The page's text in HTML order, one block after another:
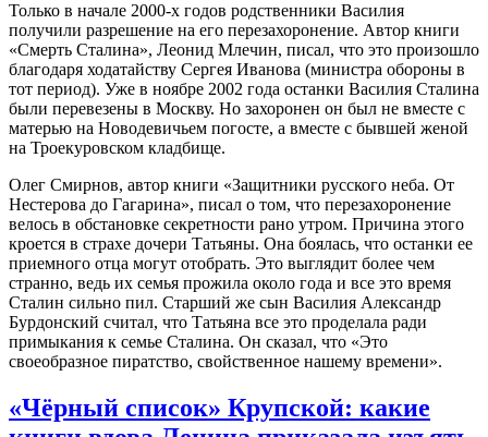
Только в начале 2000-х годов родственники Василия
получили разрешение на его перезахоронение. Автор книги
«Смерть Сталина», Леонид Млечин, писал, что это произошло
благодаря ходатайству Сергея Иванова (министра обороны в
тот период). Уже в ноябре 2002 года останки Василия Сталина
были перевезены в Москву. Но захоронен он был не вместе с
матерью на Новодевичьем погосте, а вместе с бывшей женой
на Троекуровском кладбище.
Олег Смирнов, автор книги «Защитники русского неба. От
Нестерова до Гагарина», писал о том, что перезахоронение
велось в обстановке секретности рано утром. Причина этого
кроется в страхе дочери Татьяны. Она боялась, что останки ее
приемного отца могут отобрать. Это выглядит более чем
странно, ведь их семья прожила около года и все это время
Сталин сильно пил. Старший же сын Василия Александр
Бурдонский считал, что Татьяна все это проделала ради
примыкания к семье Сталина. Он сказал, что «Это
своеобразное пиратство, свойственное нашему времени».
«Чёрный список» Крупской: какие